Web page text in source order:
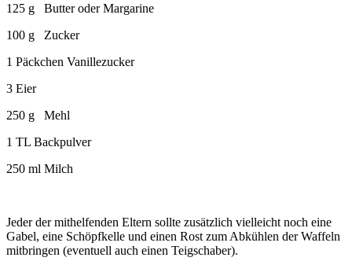
125 g Butter oder Margarine
100 g Zucker
1 Päckchen Vanillezucker
3 Eier
250 g Mehl
1 TL Backpulver
250 ml Milch
Jeder der mithelfenden Eltern sollte zusätzlich vielleicht noch eine
Gabel, eine Schöpfkelle und einen Rost zum Abkühlen der Waffeln
mitbringen (eventuell auch einen Teigschaber).